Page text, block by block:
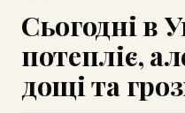
Сьогодні в
потепліє,
дощі та